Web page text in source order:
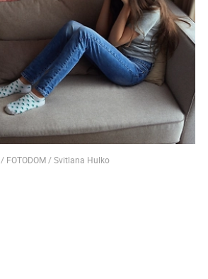
/ Svitlana Hulko